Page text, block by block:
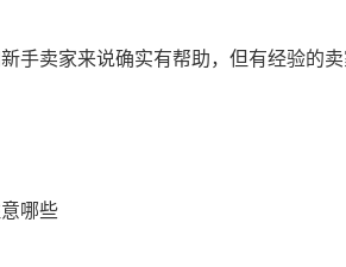
手卖家来说确实有帮助，但有经验的
哪些